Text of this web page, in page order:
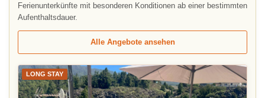
Ferienunterkünfte mit besonderen Konditionen ab einer bestimmten
Aufenthaltsdauer.
Alle Angebote ansehen
LONG STAY